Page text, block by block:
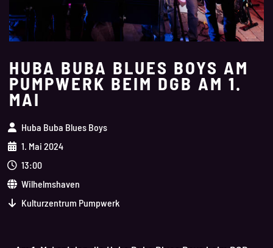
HUBA BUBA BLUES BOYS AM
PUMPWERK BEIM DGB AM 1.
MAI
Huba Buba Blues Boys
1. Mai 2024
13:00
Wilhelmshaven
Kulturzentrum Pumpwerk